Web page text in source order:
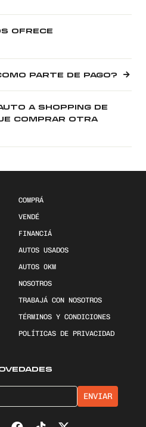
OFRECE
PARTE DE PAGO?
A SHOPPING DE
COMPRAR OTRA
COMPRÁ
VENDÉ
FINANCIÁ
AUTOS USADOS
AUTOS 0KM
NOSOTROS
TRABAJÁ CON NOSOTROS
TÉRMINOS Y CONDICIONES
POLÍTICAS DE PRIVACIDAD